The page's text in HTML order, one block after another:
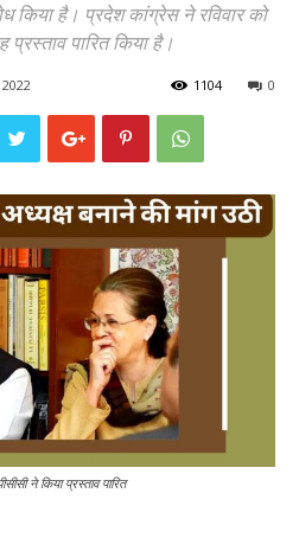
किया है। प्रदेश कांग्रेस ने रविवार को
पारित किया है।
0
1104
ने किया प्रस्ताव पारित